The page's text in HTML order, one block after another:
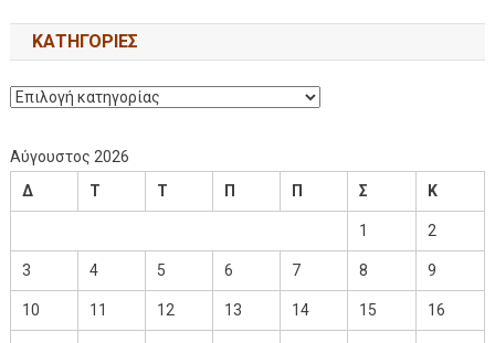
KΑΤΗΓΟΡΊΕΣ
Αύγουστος 2026
Δ
Τ Τ Π Π Σ Κ
1 2
3 4 5 6 7 8 9
10 11 12 13 14 15 16